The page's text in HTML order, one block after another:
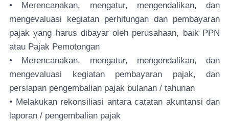
• Merencanakan, mengatur, mengendalikan, dan
mengevaluasi kegiatan perhitungan dan pembayaran
pajak yang harus dibayar oleh perusahaan, baik PPN
atau Pajak Pemotongan
• Merencanakan, mengatur, mengendalikan, dan
mengevaluasi kegiatan pembayaran pajak, dan
persiapan pengembalian pajak bulanan / tahunan
• Melakukan rekonsiliasi antara catatan akuntansi dan
laporan / pengembalian pajak